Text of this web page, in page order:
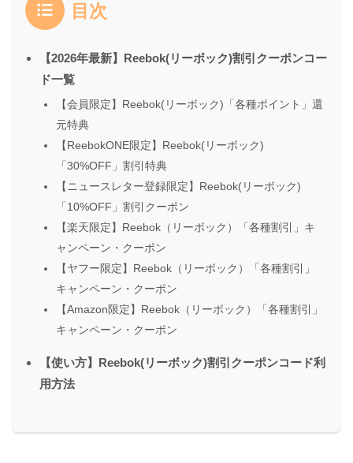
目次
【2026年最新】Reebok(リーボック)割引クーポンコー
ド一覧
【会員限定】Reebok(リーボック)「各種ポイント」還
元特典
【ReebokONE限定】Reebok(リーボック)
「30%OFF」割引特典
【ニュースレター登録限定】Reebok(リーボック)
「10%OFF」割引クーポン
【楽天限定】Reebok（リーボック）「各種割引」キ
ャンペーン・クーポン
【ヤフー限定】Reebok（リーボック）「各種割引」
キャンペーン・クーポン
【Amazon限定】Reebok（リーボック）「各種割引」
キャンペーン・クーポン
【使い方】Reebok(リーボック)割引クーポンコード利
用方法